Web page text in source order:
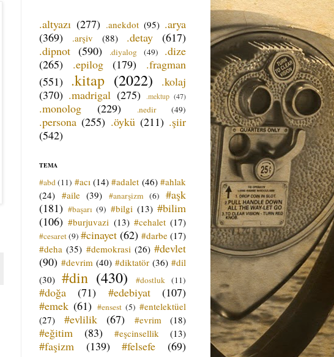
.altyazı (277) .anekdot (95) .arya
(369)
.arşiv (88) .detay
(617)
.dipnot (590) .diyalog (49)
.dize
(265)
.epilog (179)
.fragman
(551) .kitap (2022)
.kolaj
(370) .madrigal (275) .mektup (47)
.monolog (229) .nedir (49)
.persona (255) .öykü (211) .şiir
(542)
TEMA
#abd (11) #acı (14) #adalet (46) #ahlak
(24) #aile (39) #anarşizm (6)
#aşk
(181) #başarı (9) #bilgi (13) #bilim
(106) #burjuvazi (13) #cehalet (17)
#cesaret(9) #cinayet (62) #darbe (17)
#deha (35) #demokrasi (26) #devlet
(90) #devrim (40) #diktatör (36) #dil
(30) #din (430) #dostluk (11)
#doğa (71) #edebiyat
(107)
#emek (61) #ensest (5) #entelektüel
(27)
#evlilik (67) #evrim (18)
#eğitim (83) #eşcinsellik (13)
#faşizm (139) #felsefe (69)